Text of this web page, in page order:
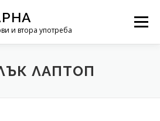
и втора употреба
Меню
НОВИНИ
ЛАПТОП